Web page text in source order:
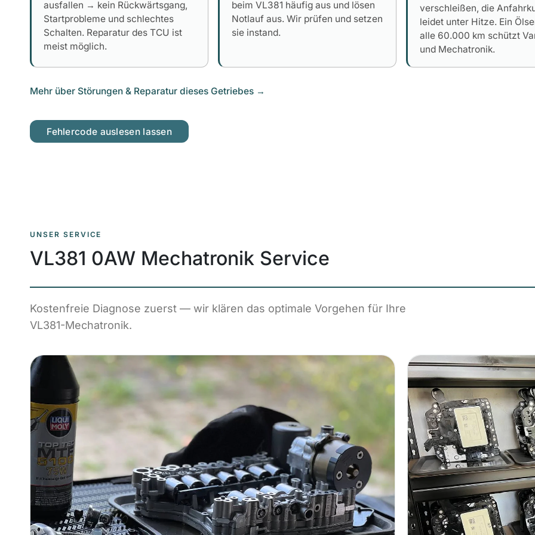
ausfallen → kein Rückwärtsgang,
Startprobleme und schlechtes
Schalten. Reparatur des TCU ist
meist möglich.
beim VL381 häufig aus und lösen
Notlauf aus. Wir prüfen und setzen
sie instand.
verschleißen, die
leidet unter Hitze. Ein
alle 60.000 km schützt
und Mechatronik.
Mehr über Störungen & Reparatur dieses Getriebes →
Fehlercode auslesen lassen
UNSER SERVICE
VL381 0AW Mechatronik Service
Kostenfreie Diagnose zuerst — wir klären das optimale Vorgehen für Ihre
VL381-Mechatronik.